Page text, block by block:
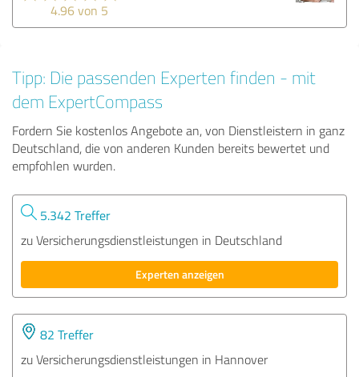
4.96 von 5
Tipp: Die passenden Experten finden - mit
dem ExpertCompass
Fordern Sie kostenlos Angebote an, von Dienstleistern in ganz
Deutschland, die von anderen Kunden bereits bewertet und
empfohlen wurden.
5.342 Treffer
zu Versicherungsdienstleistungen in Deutschland
Experten anzeigen
82 Treffer
zu Versicherungsdienstleistungen in Hannover